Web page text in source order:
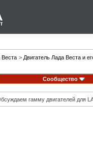
Веста > Двигатель Лада Веста и
Сообщество
гамму двигателей для